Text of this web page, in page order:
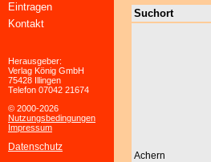
Eintragen
Kontakt
Herausgeber:
Verlag König GmbH
75428 Illingen
Telefon 07042 21674
© 2000-2026
Nutzungsbedingungen
Impressum
Datenschutz
Suchort
Achern